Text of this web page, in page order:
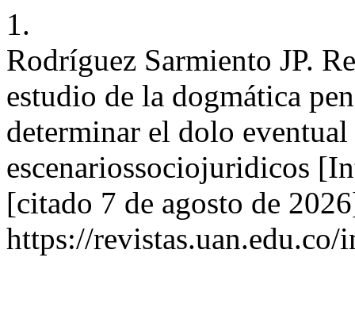
1.
Rodríguez Sarmiento JP.
estudio de la dogmática
determinar el dolo
escenariossociojuridicos
[citado 7 de agosto de
https://